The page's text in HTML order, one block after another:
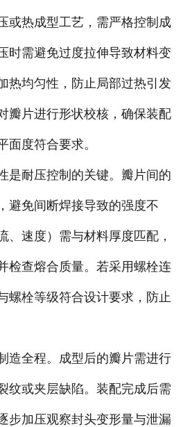
或热成型工艺，需严格控制成
时需避免过度拉伸导致材料变
热均匀性，防止局部过热引发
瓣片进行形状校核，确保装配
面度符合要求。
耐压控制的关键。瓣片间的
避免间断焊接导致的强度不
、速度）需与材料厚度匹配，
检查熔合质量。若采用螺栓连
螺栓等级符合设计要求，防止
全程。成型后的瓣片需进行
纹或夹层缺陷。装配完成后需
步加压观察封头变形量与泄漏